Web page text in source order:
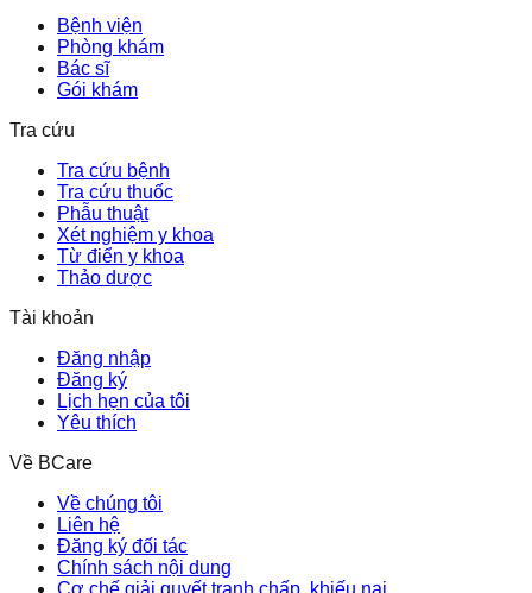
Bệnh viện
Phòng khám
Bác sĩ
Gói khám
Tra cứu
Tra cứu bệnh
Tra cứu thuốc
Phẫu thuật
Xét nghiệm y khoa
Từ điển y khoa
Thảo dược
Tài khoản
Đăng nhập
Đăng ký
Lịch hẹn của tôi
Yêu thích
Về BCare
Về chúng tôi
Liên hệ
Đăng ký đối tác
Chính sách nội dung